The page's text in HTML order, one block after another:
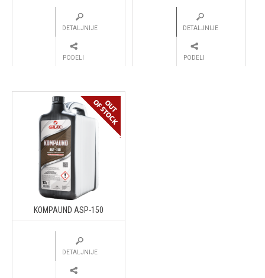
DETALJNIJE
PODELI
DETALJNIJE
PODELI
KOMPAUND ASP-150
DETALJNIJE